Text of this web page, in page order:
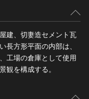
建、切妻造セメント瓦
長方形平面の内部は、
工場の倉庫として使用
観を構成する。